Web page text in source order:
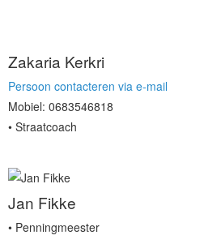
Zakaria Kerkri
Persoon contacteren via e-mail
Mobiel: 0683546818
Straatcoach
Jan Fikke
Penningmeester